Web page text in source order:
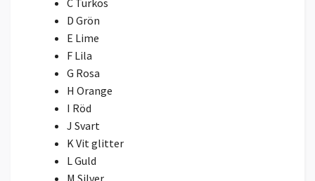
C Turkos
D Grön
E Lime
F Lila
G Rosa
H Orange
I Röd
J Svart
K Vit glitter
L Guld